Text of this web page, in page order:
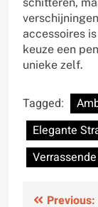
accessoires
keuze een
unieke zelf.
Tagged:
Elegante
Previous: